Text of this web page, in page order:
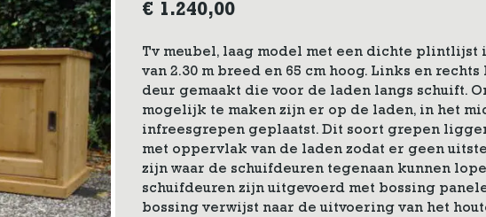
€ 1.240,00
Tv meubel, laag model met een dichte plintlijst
van 2.30 m breed en 65 cm hoog. Links en
deur gemaakt die voor de laden langs schuift.
mogelijk te maken zijn er op de laden, in het
infreesgrepen geplaatst. Dit soort grepen
met oppervlak van de laden zodat er geen
zijn waar de schuifdeuren tegenaan kunnen
schuifdeuren zijn uitgevoerd met bossing
bossing verwijst naar de uitvoering van het